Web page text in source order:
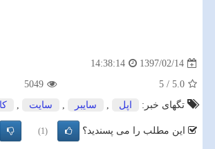
1397/02/14
14:38:14
5.0
/
5
5049
تگهای خبر:
اپل , سایبر , سایت ,
این مطلب را می پسندید؟ (1)